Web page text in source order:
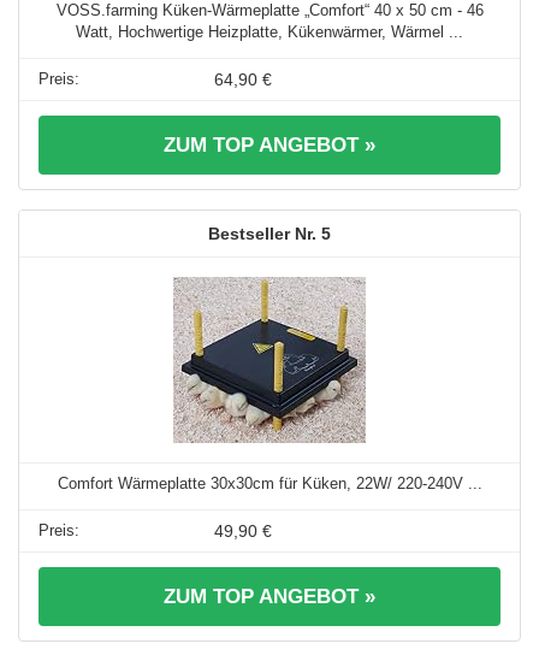
VOSS.farming Küken-Wärmeplatte „Comfort“ 40 x 50 cm - 46
Watt, Hochwertige Heizplatte, Kükenwärmer, Wärmel ...
64,90 €
ZUM TOP ANGEBOT »
5
Comfort Wärmeplatte 30x30cm für Küken, 22W/ 220-240V ...
49,90 €
ZUM TOP ANGEBOT »